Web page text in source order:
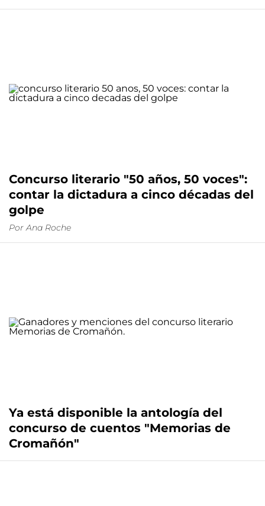
Concurso literario "50 años, 50 voces":
contar la dictadura a cinco décadas del
golpe
Por Ana Roche
Ya está disponible la antología del
concurso de cuentos "Memorias de
Cromañón"